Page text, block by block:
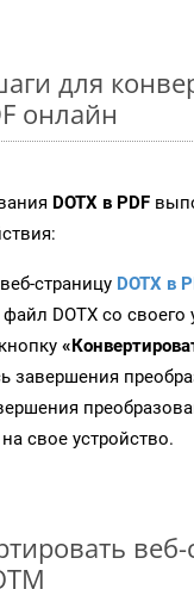
для
онлайн
DOTX в PDF
страницу DOTX в
файл DOTX со своего
завершения
свое устройство.